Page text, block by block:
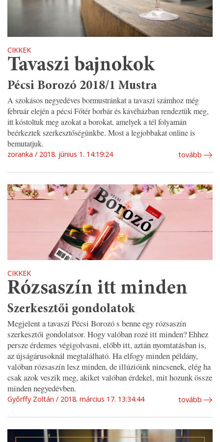
CIKKEK
Tavaszi bajnokok
Pécsi Borozó 2018/1 Mustra
A szokásos negyedéves bormustránkat a tavaszi számhoz még
február elején a pécsi Főtér borbár és kávéházban rendeztük meg,
itt kóstoltuk meg azokat a borokat, amelyek a tél folyamán
beérkeztek szerkesztőségünkbe. Most a legjobbakat online is
bemutatjuk.
zoranka 2018. június 1. 14:19:24 tovább
CIKKEK
Rózsaszín itt minden
Szerkesztői gondolatok
Megjelent a tavaszi Pécsi Borozó s benne egy rózsaszín
szerkesztői gondolatsor. Hogy valóban rozé itt minden? Ehhez
persze érdemes végigolvasni, előbb itt, aztán nyomtatásban is,
az újságárusoknál megtalálható. Ha elfogy minden példány,
valóban rózsaszín lesz minden, de illúzióink nincsenek, elég ha
csak azok veszik meg, akiket valóban érdekel, mit hozunk össze
minden negyedévben.
Győrffy Zoltán 2018. március 17. 13:34:44 tovább